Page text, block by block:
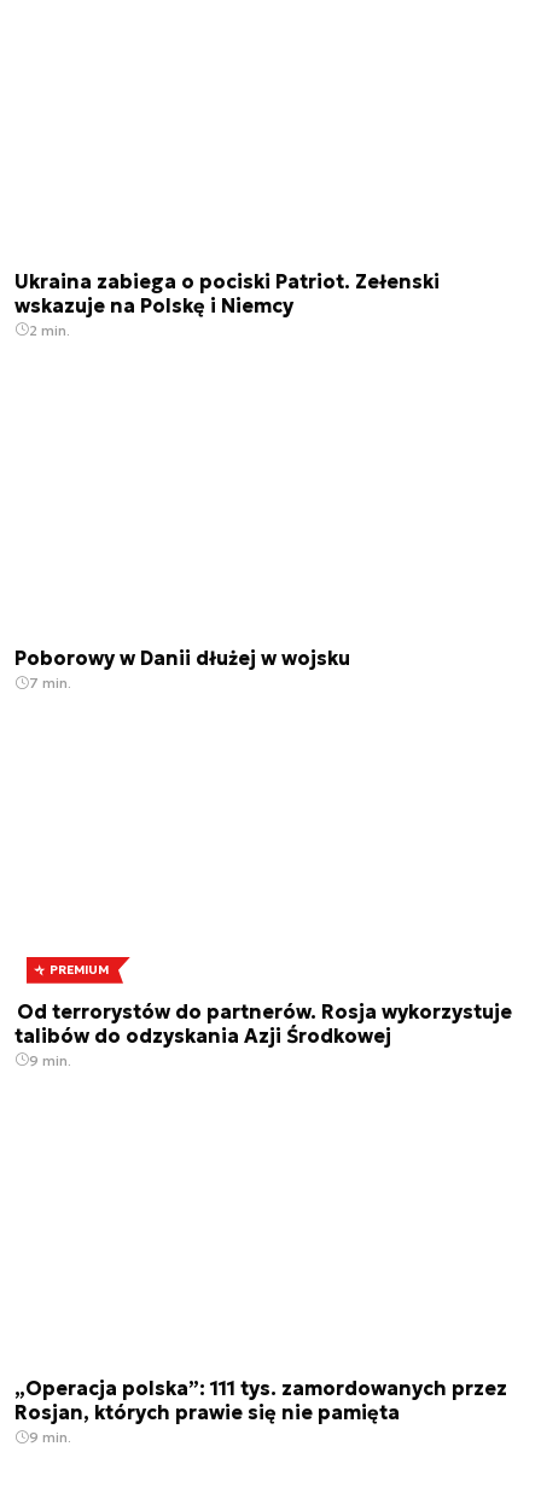
Ukraina zabiega o pociski Patriot. Zełenski
wskazuje na Polskę i Niemcy
2 min.
Poborowy w Danii dłużej w wojsku
7 min.
PREMIUM
Od terrorystów do partnerów. Rosja wykorzystuje
talibów do odzyskania Azji Środkowej
9 min.
„Operacja polska”: 111 tys. zamordowanych przez
Rosjan, których prawie się nie pamięta
9 min.